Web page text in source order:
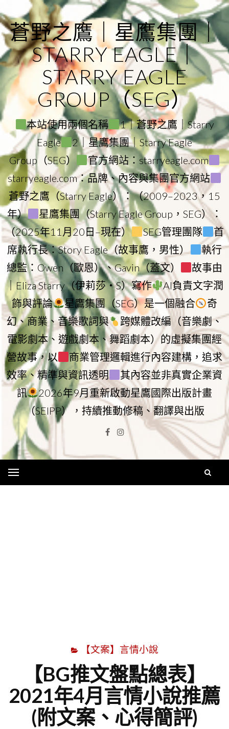
to
content
蒼野之鷹｜星鷹集團｜
STARRY EAGLE｜
STARRY EAGLE
GROUP（SEG）
本站使用兩個名稱
1｜蒼野之鷹｜Starry
Eagle
2｜星鷹集團｜Starry Eagle
Group（SEG）
官方網站：starryeagle.com
starryeagle.com：品牌、內容與集團官方網站
蒼野之鷹（Starry Eagle）：（2009–2023，15
年）
星鷹集團（Starry Eagle Group，SEG）：
（2025年11月20日–現在）
SEG管理團隊
首
席執行長：Story Eagle（故事鷹，男性）
執行
總監：Owen（歐恩）、Gavin（蓋文）
故事由
｜Eliza Starry（伊莉莎・S）寫作
AI負責文字潤
飾與評論
星鷹集團（SEG）是一個融合
奇
幻、商業、音樂歌詞與
跨媒體改編（音樂劇、
電影劇本、遊戲劇本、舞蹈劇本）的虛擬集團經
營故事，以
商業管理邏輯進行內容建構，追求
效率、精準與資訊透明
其內容並非真實企業資
訊
2026年9月重新啟動星鷹國際出版計畫
（SEIPP），持續推動修稿、翻譯與出版
Facebook
Instagram
【文案】言情小說
【BG推文盤點總表】
2021年4月言情小說推薦
(附文案、心得簡評)